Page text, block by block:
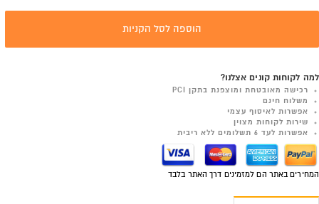
הוספה לסל הקניות
למה לקוחות קונים אצלנו?
רכישה מאובטחת ומוצפנת בתקן PCI
משלוח חינם
אפשרות לאיסוף עצמי
שירות לקוחות מצוין
אפשרות לעד 6 תשלומים ללא ריבית
המחירים באתר הם למזמינים דרך האתר בלבד